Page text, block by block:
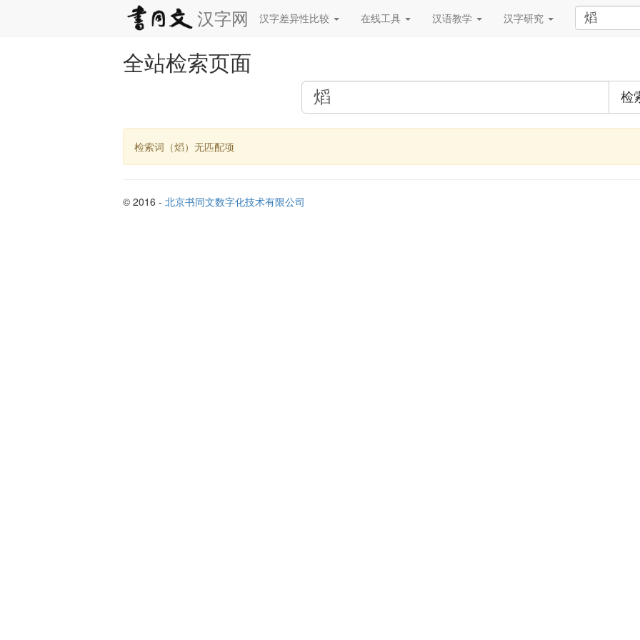
汉字网 汉字差异性比较 在线工具 汉语教学 汉字研究
全站检索页面
检
检索词（熖）无匹配项
© 2016 - 北京书同文数字化技术有限公司